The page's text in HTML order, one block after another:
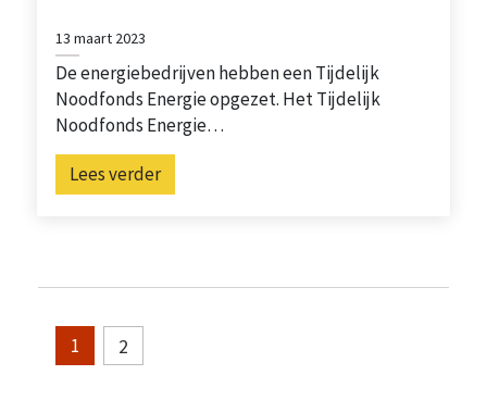
13 maart 2023
De energiebedrijven hebben een Tijdelijk
Noodfonds Energie opgezet. Het Tijdelijk
Noodfonds Energie…
Lees verder
1 2